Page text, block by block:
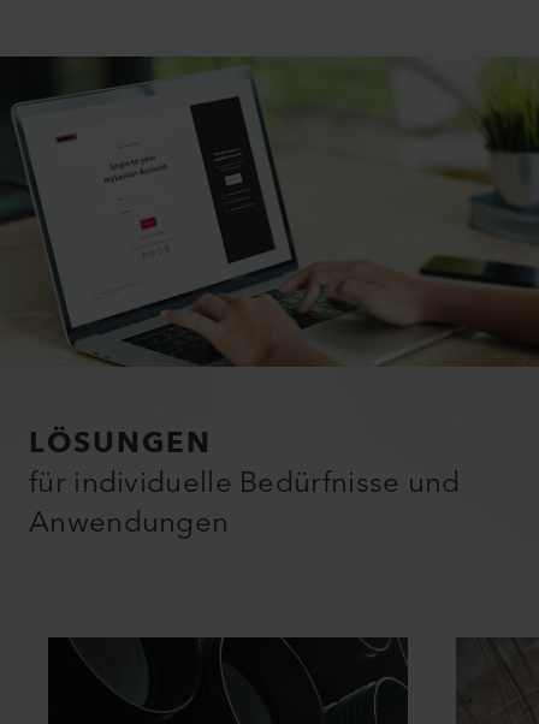
LÖSUNGEN
für individuelle Bedürfnisse und
Anwendungen